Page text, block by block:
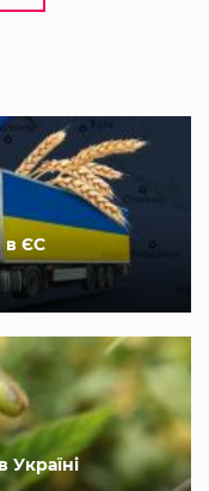
в ЄС
Україні